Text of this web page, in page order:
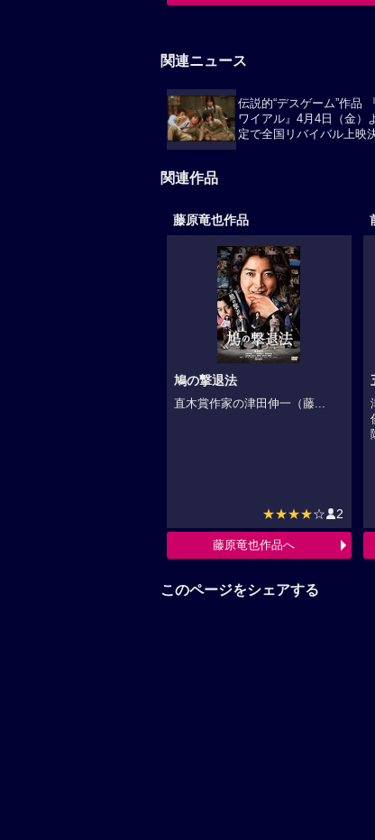
関連ニュース
伝説的“デスゲーム”作品
ワイアル』4月4日（金）
定で全国リバイバル上映
関連作品
藤原竜也作品
鳩の撃退法
直木賞作家の津田伸一（藤...
★★★★☆ 2
藤原竜也作品へ
このページをシェアする